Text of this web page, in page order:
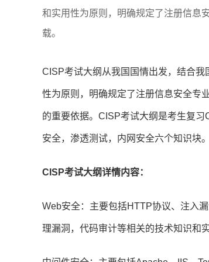
和实用性为原则，明确规定了注册信息
载。
CISP考试大纲从我国国情出发，结合
性为原则，明确规定了注册信息安全专
的重要依据。CISP考试大纲是考生复
安全，渗透测试，内网安全六个知识块
CISP考试大纲详情内容：
Web安全：主要包括HTTP协议、注入
理漏洞，代码审计等相关的技术知识和实